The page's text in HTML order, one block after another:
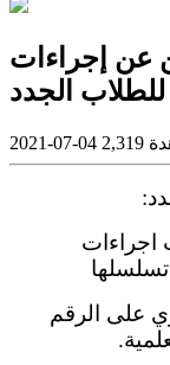
عن إجراءات
للطلاب الجدد
2021-07-04
اجراءات
تسلسلها
على الرقم